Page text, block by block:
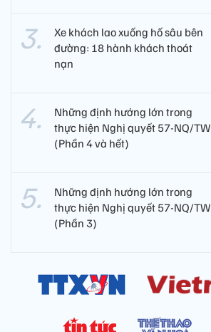
Xe khách lao xuống hố sâu bên
đường: 18 hành khách thoát
nạn
Những định hướng lớn trong
thực hiện Nghị quyết 57-NQ/TW
(Phần 4 và hết)
Những định hướng lớn trong
thực hiện Nghị quyết 57-NQ/TW
(Phần 3)